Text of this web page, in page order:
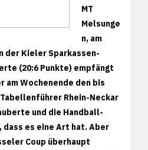
MT
Melsunge
n, am
der Kieler Sparkassen-
(20:6 Punkte) empfängt
am Wochenende den bis
Rhein-Neckar
und die Handball-
es eine Art hat. Aber
Coup überhaupt